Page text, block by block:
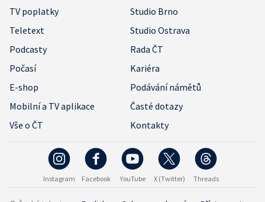
TV poplatky
Studio Brno
Teletext
Studio Ostrava
Podcasty
Rada ČT
Počasí
Kariéra
E-shop
Podávání námětů
Mobilní a TV aplikace
Časté dotazy
Vše o ČT
Kontakty
Instagram Facebook YouTube X (Twitter) Threads